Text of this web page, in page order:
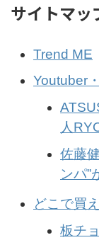
サイトマッ
Trend ME
Youtuber
人
佐藤
ンパ”
どこで買
板チ